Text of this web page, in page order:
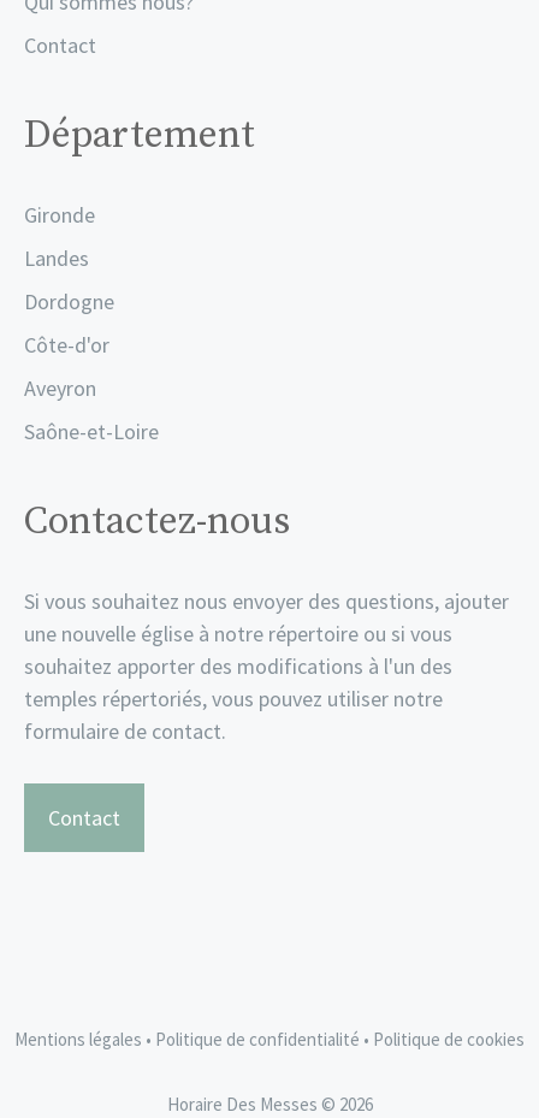
Contact
Département
Gironde
Landes
Dordogne
Côte-d'or
Aveyron
Saône-et-Loire
Contactez-nous
Si vous souhaitez nous envoyer des questions, ajouter
une nouvelle église à notre répertoire ou si vous
souhaitez apporter des modifications à l'un des
temples répertoriés, vous pouvez utiliser notre
formulaire de contact.
Contact
Mentions légales • Politique de confidentialité • Politique de cookies
Horaire Des Messes © 2026